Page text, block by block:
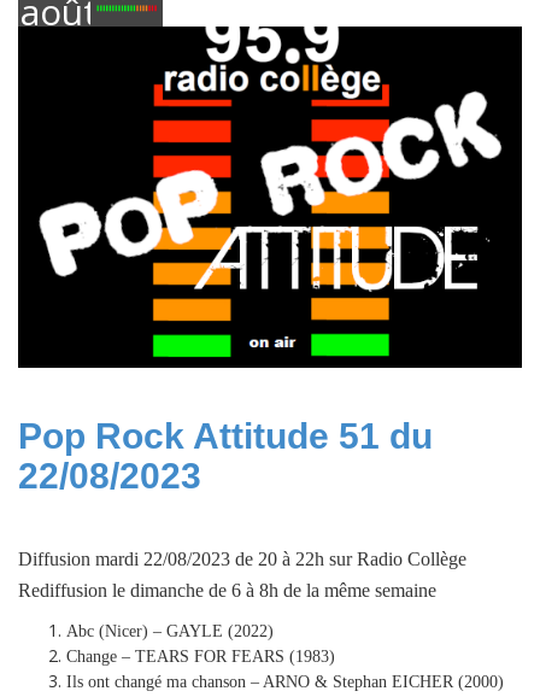
août
Pop Rock Attitude 51 du
22/08/2023
Diffusion mardi 22/08/2023 de 20 à 22h sur Radio Collège
Rediffusion le dimanche de 6 à 8h de la même semaine
Abc (Nicer) – GAYLE (2022)
Change – TEARS FOR FEARS (1983)
Ils ont changé ma chanson – ARNO & Stephan EICHER (2000)